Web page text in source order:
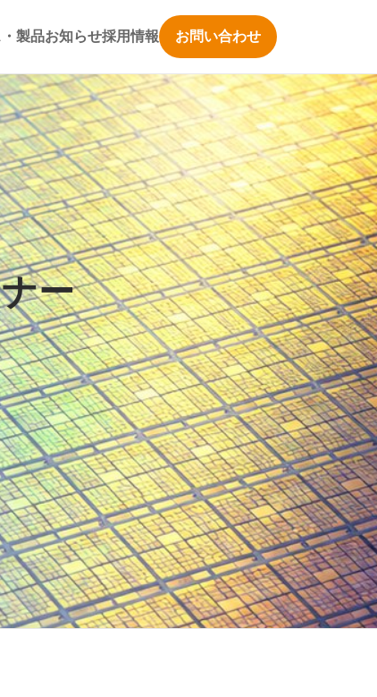
製品お知らせ採用情報 お問い合わせ
ー